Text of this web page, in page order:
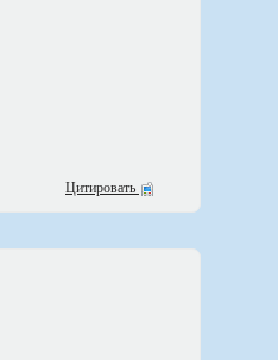
Цитировать